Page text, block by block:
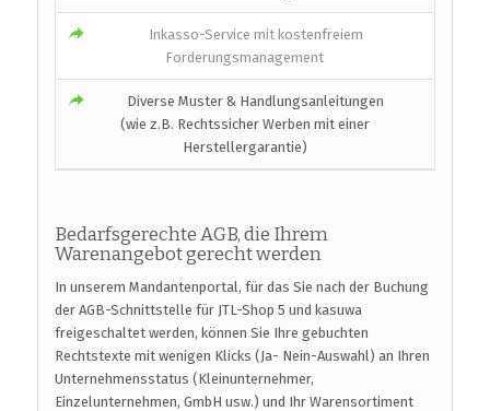
Inkasso-Service mit kostenfreiem
Forderungsmanagement
Diverse Muster & Handlungsanleitungen
(wie z.B. Rechtssicher Werben mit einer
Herstellergarantie)
Bedarfsgerechte AGB, die Ihrem
Warenangebot gerecht werden
In unserem Mandantenportal, für das Sie nach der Buchung
der AGB-Schnittstelle für JTL-Shop 5 und kasuwa
freigeschaltet werden, können Sie Ihre gebuchten
Rechtstexte mit wenigen Klicks (Ja- Nein-Auswahl) an Ihren
Unternehmensstatus (Kleinunternehmer,
Einzelunternehmen, GmbH usw.) und Ihr Warensortiment